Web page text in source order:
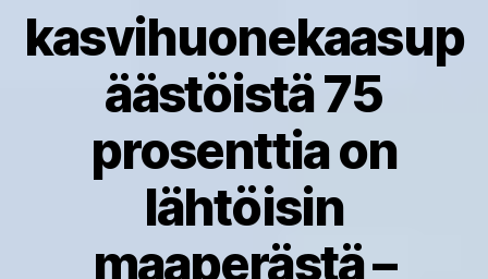
kasvihuonekaasup
äästöistä 75
prosenttia on
lähtöisin
maaperästä –